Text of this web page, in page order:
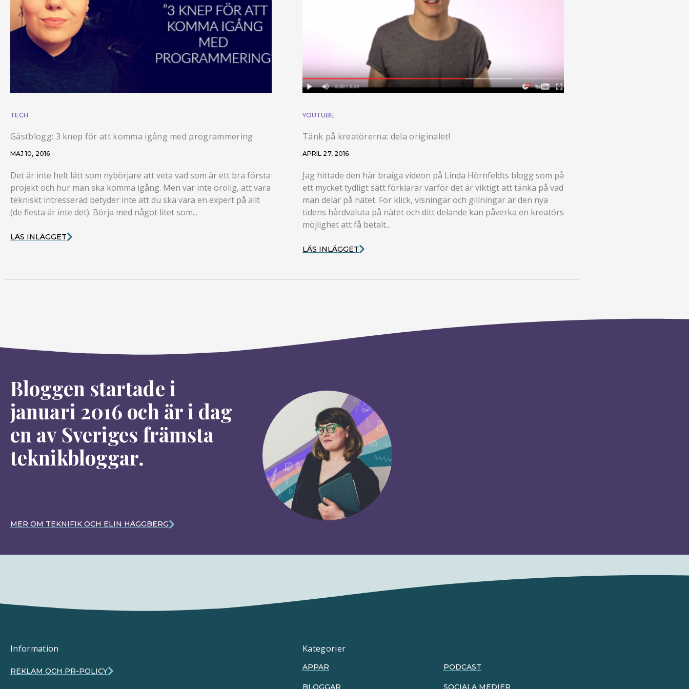
TECH
Gästblogg: 3 knep för att komma igång med programmering
MAJ 10, 2016
Det är inte helt lätt som nybörjare att veta vad som är ett bra första
projekt och hur man ska komma igång. Men var inte orolig, att vara
tekniskt intresserad betyder inte att du ska vara en expert på allt
(de flesta är inte det). Börja med något litet som...
LÄS INLÄGGET
YOUTUBE
Tänk på kreatörerna: dela originalet!
APRIL 27, 2016
Jag hittade den här braiga videon på Linda Hörnfeldts blogg som på
ett mycket tydligt sätt förklarar varför det är viktigt att tänka på vad
man delar på nätet. För klick, visningar och gillningar är den nya
tidens hårdvaluta på nätet och ditt delande kan påverka en kreatörs
möjlighet att få betalt...
LÄS INLÄGGET
Bloggen startade i
januari 2016 och är i dag
en av Sveriges främsta
teknikbloggar.
MER OM TEKNIFIK OCH ELIN HÄGGBERG
Information
REKLAM OCH PR-POLICY
Kategorier
APPAR
BLOGGAR
PODCAST
SOCIALA MEDIER